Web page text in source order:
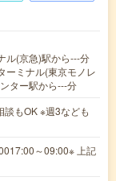
ル(京急)駅から---分
ーミナル(東京モノレ
ター駅から---分
もOK ※週3なども
～09:00※ 上記